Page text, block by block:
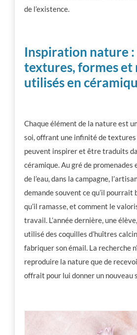
de l’existence.
Inspiration nature :
textures, formes et
utilisés en
Chaque élément de la nature est
soi, offrant une infinité de
peuvent inspirer et être traduits
céramique. Au gré de promenades
de l’eau, dans la campagne,
demande souvent ce qu’il pourrait
qu’il ramasse, et comment le
travail. L’année dernière, une
utilisé des coquilles d’huîtres
fabriquer son émail. La recherche
reproduire la nature que de
offrait pour lui donner un nouveau